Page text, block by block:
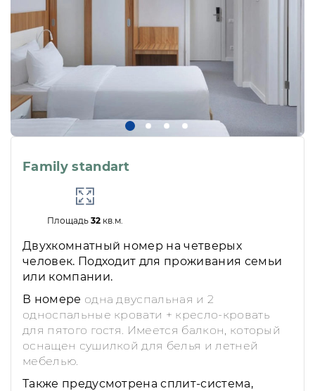
Family standart
Площадь 32кв.м.
Двухкомнатный номер на четверых
человек. Подходит для проживания семьи
или компании.
В номере одна двуспальная и 2
односпальные кровати + кресло-кровать
для пятого гостя. Имеется балкон, который
оснащен сушилкой для белья и летней
мебелью.
Также предусмотрена сплит-система,